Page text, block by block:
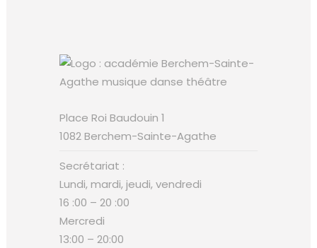
Place Roi Baudouin 1
1082 Berchem-Sainte-Agathe
Secrétariat :
Lundi, mardi, jeudi, vendredi
16 :00 – 20 :00
Mercredi
13:00 – 20:00